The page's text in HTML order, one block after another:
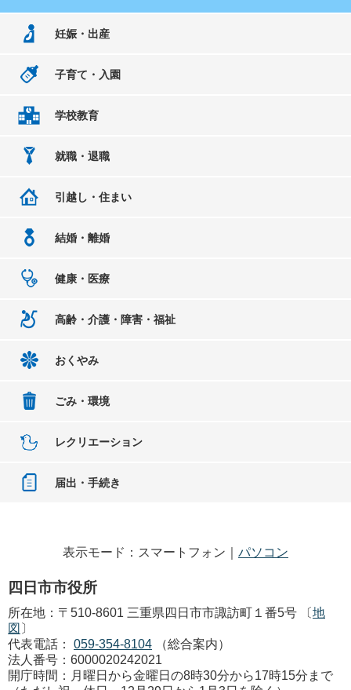
妊娠・出産
子育て・入園
学校教育
就職・退職
引越し・住まい
結婚・離婚
健康・医療
高齢・介護・障害・福祉
おくやみ
ごみ・環境
レクリエーション
届出・手続き
表示モード：スマートフォン｜ パソコン
四日市市役所
所在地：〒510-8601 三重県四日市市諏訪町１番5号 〔地
図 〕
代表電話：
059-354-8104
（総合案内）
法人番号：6000020242021
開庁時間：月曜日から金曜日の8時30分から17時15分まで